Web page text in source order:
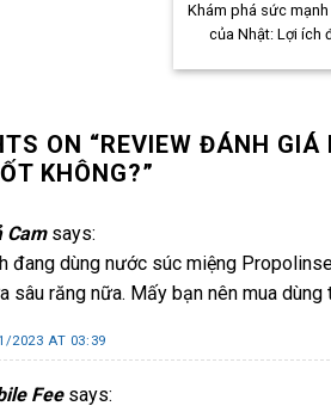
Khám phá sức
của Nhật: Lợi ích
ON “REVIEW ĐÁNH GIÁ
KHÔNG?”
Cam says:
đang dùng nước súc miệng
sâu răng nữa. Mấy bạn nên mua dùng
2023 AT 03:39
Fee says: